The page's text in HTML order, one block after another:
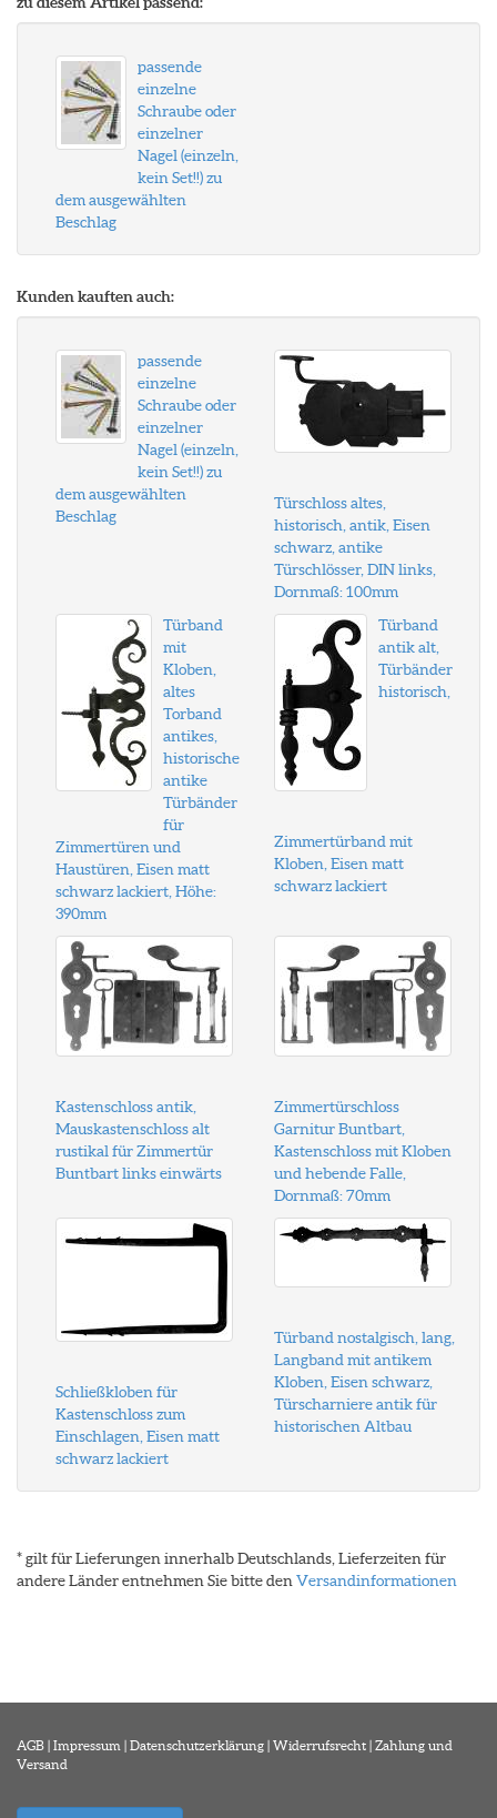
passende
einzelne
Schraube oder
einzelner
Nagel (einzeln,
kein Set!!) zu
dem ausgewählten
Beschlag
Kunden kauften auch:
passende
einzelne
Schraube oder
einzelner
Nagel (einzeln,
kein Set!!) zu
dem ausgewählten
Beschlag
Türschloss altes,
historisch, antik, Eisen
schwarz, antike
Türschlösser, DIN links,
Dornmaß: 100mm
Türband
mit
Kloben,
altes
Torband
antikes,
historische
antike
Türbänder
für
Zimmertüren und
Haustüren, Eisen matt
schwarz lackiert, Höhe:
390mm
Türband
antik alt,
Türbänder
historisch,
Zimmertürband mit
Kloben, Eisen matt
schwarz lackiert
Kastenschloss antik,
Mauskastenschloss alt
rustikal für Zimmertür
Buntbart links einwärts
Zimmertürschloss
Garnitur Buntbart,
Kastenschloss mit Kloben
und hebende Falle,
Dornmaß: 70mm
Schließkloben für
Kastenschloss zum
Einschlagen, Eisen matt
schwarz lackiert
Türband nostalgisch, lang,
Langband mit antikem
Kloben, Eisen schwarz,
Türscharniere antik für
historischen Altbau
* gilt für Lieferungen innerhalb Deutschlands, Lieferzeiten für
andere Länder entnehmen Sie bitte den Versandinformationen
AGB | Impressum | Datenschutzerklärung | Widerrufsrecht | Zahlung und
Versand